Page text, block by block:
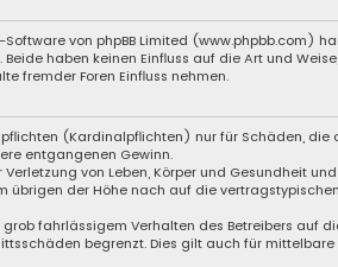
Software von phpBB Limited (www.phpbb.com)
haben keinen Einfluss auf die Art und
fremder Foren Einfluss nehmen.
(Kardinalpflichten) nur für Schäden, die
entgangenen Gewinn.
von Leben, Körper und Gesundheit
übrigen der Höhe nach auf die vertragstypischen
fahrlässigem Verhalten des Betreibers auf
begrenzt. Dies gilt auch für mittelbare